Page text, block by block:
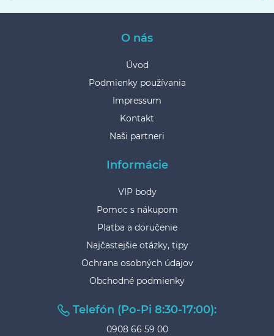
O nás
Úvod
Podmienky používania
Impressum
Kontakt
Naši partneri
Informácie
VIP body
Pomoc s nákupom
Platba a doručenie
Najčastejšie otázky, tipy
Ochrana osobných údajov
Obchodné podmienky
Telefón (Po-Pi 8:30-17:00):
0908 66 59 00